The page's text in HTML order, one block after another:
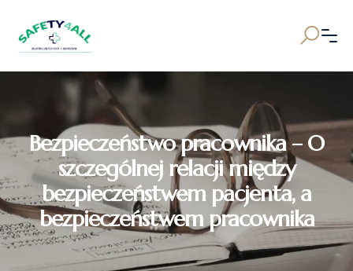
Bezpieczeństwo pracownika – O
szczególnej relacji między
bezpieczeństwem pacjenta, a
bezpieczeństwem pracownika